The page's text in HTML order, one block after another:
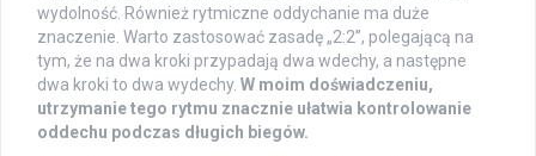
wydolność. Również rytmiczne oddychanie ma duże
znaczenie. Warto zastosować zasadę „2:2”, polegającą na
tym, że na dwa kroki przypadają dwa wdechy, a następne
dwa kroki to dwa wydechy. W moim doświadczeniu,
utrzymanie tego rytmu znacznie ułatwia kontrolowanie
oddechu podczas długich biegów.